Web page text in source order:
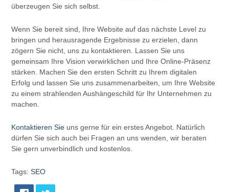
überzeugen Sie sich selbst.
Wenn Sie bereit sind, Ihre Website auf das nächste Level zu
bringen und herausragende Ergebnisse zu erzielen, dann
zögern Sie nicht, uns zu kontaktieren. Lassen Sie uns
gemeinsam Ihre Vision verwirklichen und Ihre Online-Präsenz
stärken. Machen Sie den ersten Schritt zu Ihrem digitalen
Erfolg und lassen Sie uns zusammenarbeiten, um Ihre Website
zu einem strahlenden Aushängeschild für Ihr Unternehmen zu
machen.
Kontaktieren Sie uns gerne für ein erstes Angebot. Natürlich
dürfen Sie sich auch bei Fragen an uns wenden, wir beraten
Sie gern unverbindlich und kostenlos.
Tags:SEO